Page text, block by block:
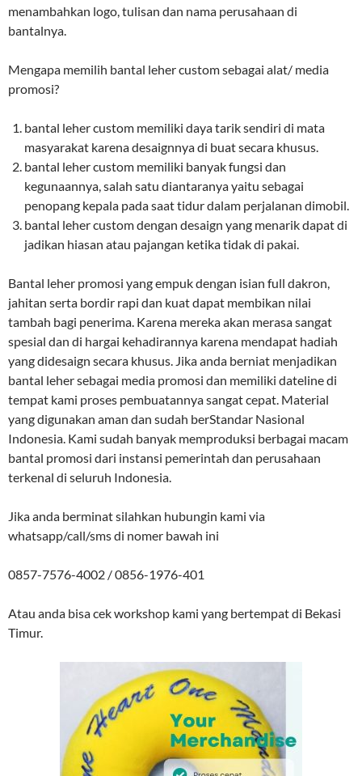
menambahkan logo, tulisan dan nama perusahaan di
bantalnya.
Mengapa memilih bantal leher custom sebagai alat/ media
promosi?
bantal leher custom memiliki daya tarik sendiri di mata
masyarakat karena desaignnya di buat secara khusus.
bantal leher custom memiliki banyak fungsi dan
kegunaannya, salah satu diantaranya yaitu sebagai
penopang kepala pada saat tidur dalam perjalanan dimobil.
bantal leher custom dengan desaign yang menarik dapat di
jadikan hiasan atau pajangan ketika tidak di pakai.
Bantal leher promosi yang empuk dengan isian full dakron,
jahitan serta bordir rapi dan kuat dapat membikan nilai
tambah bagi penerima. Karena mereka akan merasa sangat
spesial dan di hargai kehadirannya karena mendapat hadiah
yang didesaign secara khusus. Jika anda berniat menjadikan
bantal leher sebagai media promosi dan memiliki dateline di
tempat kami proses pembuatannya sangat cepat. Material
yang digunakan aman dan sudah berStandar Nasional
Indonesia. Kami sudah banyak memproduksi berbagai macam
bantal promosi dari instansi pemerintah dan perusahaan
terkenal di seluruh Indonesia.
Jika anda berminat silahkan hubungin kami via
whatsapp/call/sms di nomer bawah ini
0857-7576-4002 / 0856-1976-401
Atau anda bisa cek workshop kami yang bertempat di Bekasi
Timur.